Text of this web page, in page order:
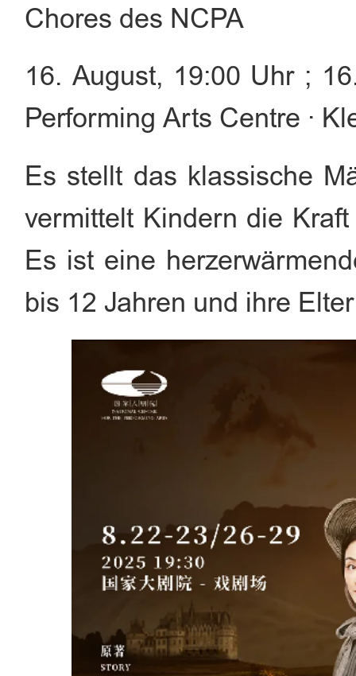
Chores des NCPA
16. August, 19:00 Uhr ;
Performing Arts Centre ·
Es stellt das klassische
vermittelt Kindern die
Es ist eine
bis 12 Jahren und ihre